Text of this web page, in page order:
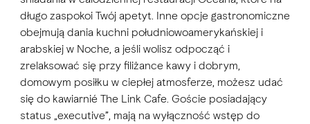
długo zaspokoi Twój apetyt. Inne opcje gastronomiczne
obejmują dania kuchni południowoamerykańskiej i
arabskiej w Noche, a jeśli wolisz odpocząć i
zrelaksować się przy filiżance kawy i dobrym,
domowym posiłku w ciepłej atmosferze, możesz udać
się do kawiarniéThe Link Cafe. Goście posiadający
status „executive”, mają na wyłączność wstęp do